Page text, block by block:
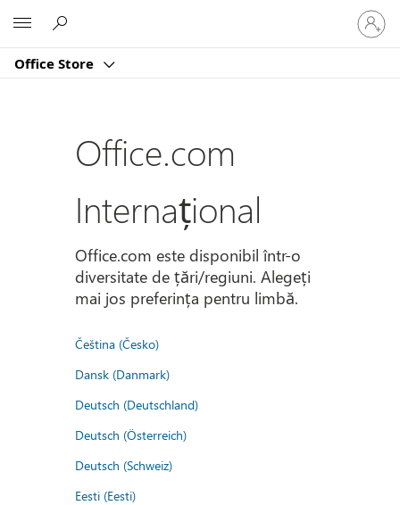
Office Store
vă
la
dvs.
Office.com
Internațional
Office.com este disponibil într-o
diversitate de țări/regiuni. Alegeți
mai jos preferința pentru limbă.
Čeština (Česko)
Dansk (Danmark)
Deutsch (Deutschland)
Deutsch (Österreich)
Deutsch (Schweiz)
Eesti (Eesti)